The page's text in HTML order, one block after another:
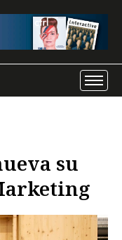
su